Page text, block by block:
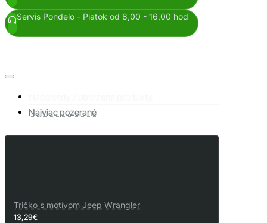
Servis Pondelo - Piatok od 8,00 - 16,00 hod
Najviac pozerané
Tričko s motívom Jeep Wrangler
13,29€